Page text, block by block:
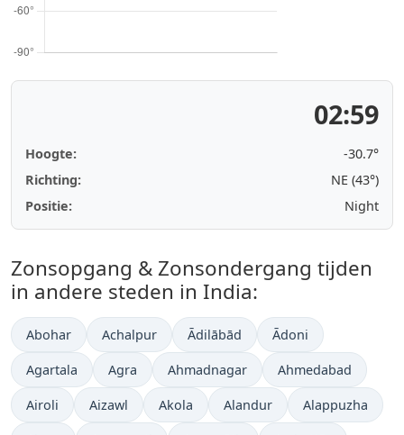
02:59
Hoogte:
-30.6°
Richting:
NE (43°)
Positie:
Night
Zonsopgang & Zonsondergang tijden
in andere steden in India:
Abohar Achalpur Ādilābād Ādoni
Agartala Agra Ahmadnagar Ahmedabad
Airoli Aizawl Akola Alandur Alappuzha